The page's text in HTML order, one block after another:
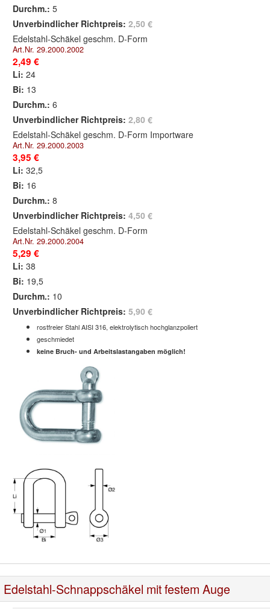
Durchm.: 5
Unverbindlicher Richtpreis: 2,50 €
Edelstahl-Schäkel geschm. D-Form
Art.Nr. 29.2000.2002
2,49 €
Li: 24
Bi: 13
Durchm.: 6
Unverbindlicher Richtpreis: 2,80 €
Edelstahl-Schäkel geschm. D-Form Importware
Art.Nr. 29.2000.2003
3,95 €
Li: 32,5
Bi: 16
Durchm.: 8
Unverbindlicher Richtpreis: 4,50 €
Edelstahl-Schäkel geschm. D-Form
Art.Nr. 29.2000.2004
5,29 €
Li: 38
Bi: 19,5
Durchm.: 10
Unverbindlicher Richtpreis: 5,90 €
rostfreier Stahl AISI 316, elektrolytisch hochglanzpoliert
geschmiedet
keine Bruch- und Arbeitslastangaben möglich!
Edelstahl-Schnappschäkel mit festem Auge